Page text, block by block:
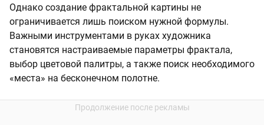
Однако создание фрактальной картины не
ограничивается лишь поиском нужной формулы.
Важными инструментами в руках художника
становятся настраиваемые параметры фрактала,
выбор цветовой палитры, а также поиск необходимого
«места» на бесконечном полотне.